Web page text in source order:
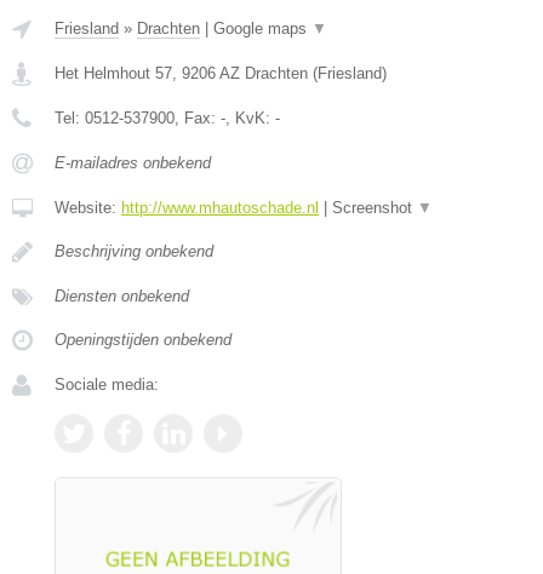
Friesland » Drachten Google maps ▼
Het Helmhout 57, 9206 AZ Drachten (Friesland)
Tel: 0512-537900, Fax: -, KvK: -
E-mailadres onbekend
Website: http://www.mhautoschade.nl Screenshot ▼
Beschrijving onbekend
Diensten onbekend
Openingstijden onbekend
Sociale media: